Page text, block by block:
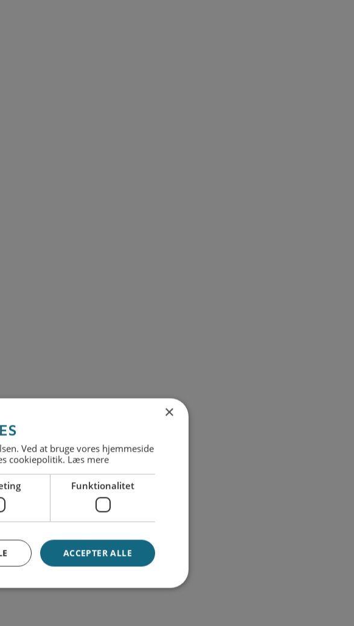
×
Ved at bruge vores hjemmeside
cookiepolitik. Læs mere
Funktionalitet
ACCEPTER ALLE